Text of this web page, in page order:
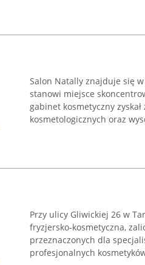
Salon Natally znajduje się
stanowi miejsce
gabinet kosmetyczny
kosmetologicznych oraz
Przy ulicy Gliwickiej 26 w
fryzjersko-kosmetyczna,
przeznaczonych dla
profesjonalnych